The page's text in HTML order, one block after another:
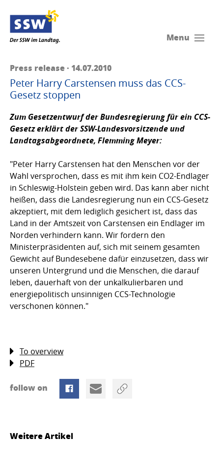
Menu
Press release · 14.07.2010
Peter Harry Carstensen muss das CCS-
Gesetz stoppen
Zum Gesetzentwurf der Bundesregierung für ein CCS-
Gesetz erklärt der SSW-Landesvorsitzende und
Landtagsabgeordnete, Flemming Meyer:
"Peter Harry Carstensen hat den Menschen vor der
Wahl versprochen, dass es mit ihm kein CO2-Endlager
in Schleswig-Holstein geben wird. Das kann aber nicht
heißen, dass die Landesregierung nun ein CCS-Gesetz
akzeptiert, mit dem lediglich gesichert ist, dass das
Land in der Amtszeit von Carstensen ein Endlager im
Norden verhindern kann. Wir fordern den
Ministerpräsidenten auf, sich mit seinem gesamten
Gewicht auf Bundesebene dafür einzusetzen, dass wir
unseren Untergrund und die Menschen, die darauf
leben, dauerhaft von der unkalkulierbaren und
energiepolitisch unsinnigen CCS-Technologie
verschonen können."
To overview
PDF
follow on
Weitere Artikel